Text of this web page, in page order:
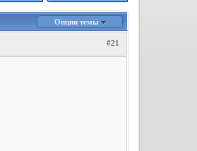
Опции темы
#21